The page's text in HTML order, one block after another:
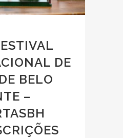
DE
BELO
–